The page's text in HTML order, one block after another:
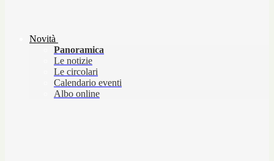
Novità
Panoramica
Le notizie
Le circolari
Calendario eventi
Albo online